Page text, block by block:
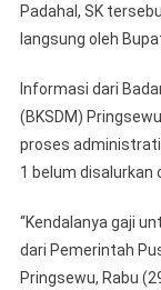
Padahal, SK
langsung oleh
Informasi dari
(BKSDM)
proses
1 belum disalurkan
“Kendalanya gaji
dari Pemerintah
Pringsewu, Rabu